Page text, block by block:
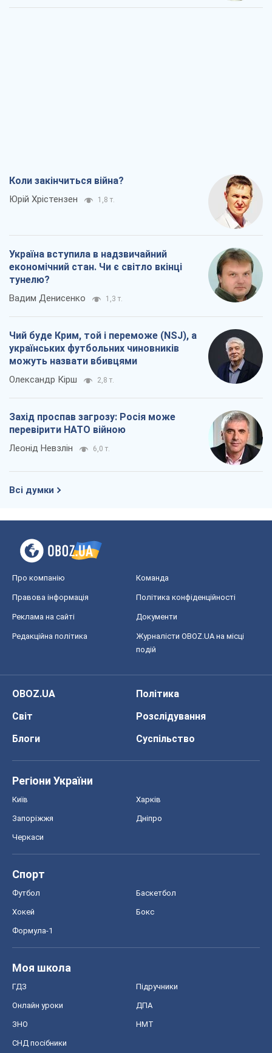
Коли закінчиться війна?
Юрій Хрістензен 1,8 т.
Україна вступила в надзвичайний
економічний стан. Чи є світло вкінці
тунелю?
Вадим Денисенко 1,3 т.
Чий буде Крим, той і переможе (NSJ), а
українських футбольних чиновників
можуть назвати вбивцями
Олександр Кірш 2,8 т.
Захід проспав загрозу: Росія може
перевірити НАТО війною
Леонід Невзлін 6,0 т.
Всі думки
Про компанію Команда
Правова інформація Політика конфіденційності
Реклама на сайті Документи
Редакційна політика
Журналісти OBOZ.UA на місці
подій
OBOZ.UA
Політика
Світ
Розслідування
Блоги
Суспільство
Регіони України
Київ Харків
Запоріжжя Дніпро
Черкаси
Спорт
Футбол Баскетбол
Хокей Бокс
Формула-1
Моя школа
ГДЗ Підручники
Онлайн уроки ДПА
ЗНО НМТ
СНД посібники